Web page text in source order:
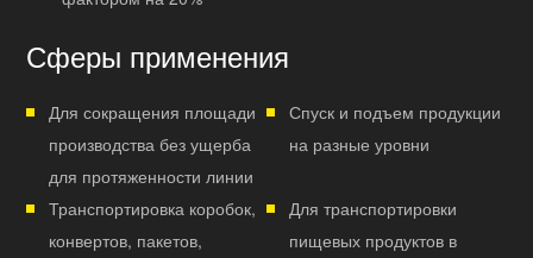
Сферы применения
Для сокращения площади
производства без ущерба
для протяженности линии
Спуск и подъем продукции
на разные уровни
Транспортировка коробок,
конвертов, пакетов,
Для транспортировки
пищевых продуктов в